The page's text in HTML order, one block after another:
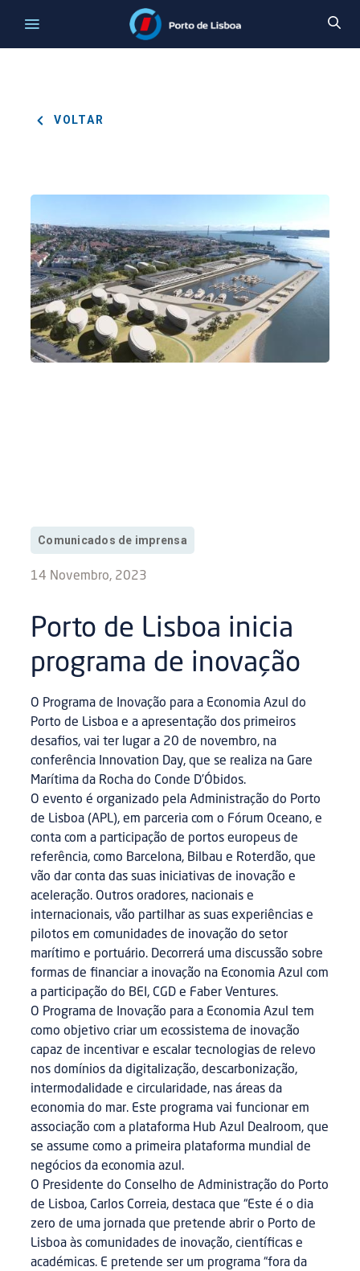
VOLTAR
Comunicados de imprensa
14 Novembro, 2023
Porto de Lisboa inicia
programa de inovação
O Programa de Inovação para a Economia Azul do
Porto de Lisboa e a apresentação dos primeiros
desafios, vai ter lugar a 20 de novembro, na
conferência Innovation Day, que se realiza na Gare
Marítima da Rocha do Conde D’Óbidos.
O evento é organizado pela Administração do Porto
de Lisboa (APL), em parceria com o Fórum Oceano, e
conta com a participação de portos europeus de
referência, como Barcelona, Bilbau e Roterdão, que
vão dar conta das suas iniciativas de inovação e
aceleração. Outros oradores, nacionais e
internacionais, vão partilhar as suas experiências e
pilotos em comunidades de inovação do setor
marítimo e portuário. Decorrerá uma discussão sobre
formas de financiar a inovação na Economia Azul com
a participação do BEI, CGD e Faber Ventures.
O Programa de Inovação para a Economia Azul tem
como objetivo criar um ecossistema de inovação
capaz de incentivar e escalar tecnologias de relevo
nos domínios da digitalização, descarbonização,
intermodalidade e circularidade, nas áreas da
economia do mar. Este programa vai funcionar em
associação com a plataforma Hub Azul Dealroom, que
se assume como a primeira plataforma mundial de
negócios da economia azul.
O Presidente do Conselho de Administração do Porto
de Lisboa, Carlos Correia, destaca que “Este é o dia
zero de uma jornada que pretende abrir o Porto de
Lisboa às comunidades de inovação, científicas e
académicas. E pretende ser um programa “fora da